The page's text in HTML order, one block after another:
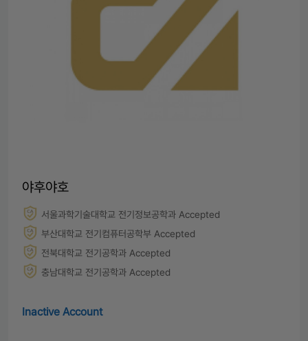
야후야호
서울과학기술대학교 전기정보공학과 Accepted
부산대학교 전기컴퓨터공학부 Accepted
전북대학교 전기공학과 Accepted
충남대학교 전기공학과 Accepted
Inactive Account